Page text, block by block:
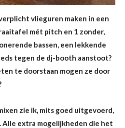
vlieguren maken in een
mét pitch en 1 zonder,
bassen, een lekkende
tegen de dj-booth aanstoot?
te doorstaan mogen ze door
zie ik, mits goed uitgevoerd,
Alle extra mogelijkheden die het